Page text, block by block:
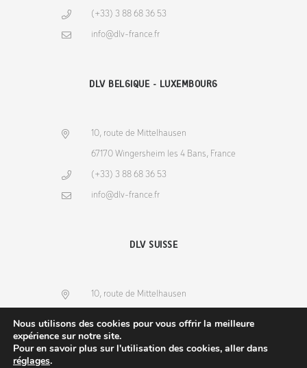
(+33) 3 88 68 36 53
info@dlv-france.fr
DLV BELGIQUE - LUXEMBOURG
10, route de Mittelhausen
67170 Wingersheim les 4 Bans, France
(+33) 3 88 68 36 53
info@dlv-france.fr
DLV SUISSE
10, route de Mittelhausen
(+33) 3 88 68 36 53
Nous utilisons des cookies pour vous offrir la meilleure
expérience sur notre site.
Pour en savoir plus sur l'utilisation des cookies, aller dans
réglages.